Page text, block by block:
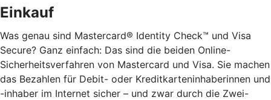
Einkauf
Was genau sind Mastercard® Identity Check™ und Visa
Secure? Ganz einfach: Das sind die beiden Online-
Sicherheitsverfahren von Mastercard und Visa. Sie machen
das Bezahlen für Debit- oder Kreditkarteninhaberinnen und
-inhaber im Internet sicher – und zwar durch die Zwei-